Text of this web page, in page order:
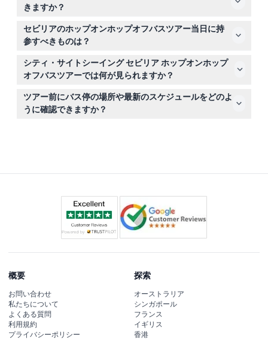
きますか？
このホップオンホップオフバスツアーのチケットはキャン
セル不可・返金不可ですので、ご予約の際は日程をよくご
確認ください。
セビリアのホップオンホップオフバスツアー当日に持
参すべきものは？
快適な靴、日焼け止め、帽子、水、およびチケット確認書
を持参すると、セビリア観光を快適に楽しめます。
シティ・サイトシーイング セビリア ホップオンホップ
オフバスツアーでは何が見られますか？
14か所の停留所を訪れ、パセオ・デ・コロン、プラザ・
デ・エスパーニャ、トリアナなど主要なランドマークを巡
りながら、オープントップバスのパノラマビューと多言語
ツアー前にバス停の場所や最新のスケジュールをどのよ
うに確認できますか？
概要
お問い合わせ
私たちについて
よくある質問
利用規約
プライバシーポリシー
探索
オーストラリア
シンガポール
フランス
イギリス
香港